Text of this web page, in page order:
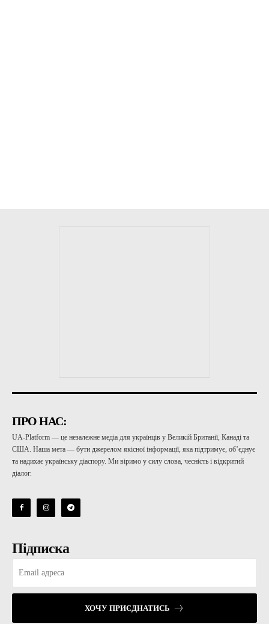
ПРО НАС:
UA-Platform — це незалежне медіа для українців у Великій Британії, Канаді та
США. Наша мета — бути джерелом якісної інформації, яка підтримує, об’єднує
та надихає українську діаспору. Ми віримо у силу слова, чесність і відкритий
діалог.
Підписка
ХОЧУ ПРИЄДНАТИСЬ